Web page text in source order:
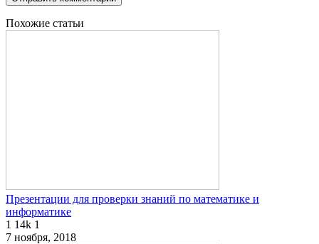
Похожие статьи
Презентации для проверки знаний по математике и
информатике
1 14k 1
7 ноября, 2018